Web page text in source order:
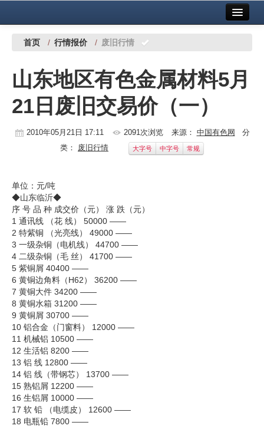
中国有色金属报社主办 广告服务
铜镍铅锌
铝
稀有稀土
科技
镁钛
地矿 建设
党建工作
企业文化
《资源再生》杂志
行情报价
数字报
首页 / 行情报价 / 废旧行情
山东地区有色金属材料5月
21日废旧交易价（一）
2010年05月21日 17:11 2091次浏览 来源： 中国有色网 分
类： 废旧行情 大字号 中字号 常规
单位：元/吨
◆山东临沂◆
序 号 品 种 成交价（元） 涨 跌（元）
1 通讯线 （花 线） 50000 ——
2 特紫铜 （光亮线） 49000 ——
3 一级杂铜（电机线） 44700 ——
4 二级杂铜（毛 丝） 41700 ——
5 紫铜屑 40400 ——
6 黄铜边角料（H62） 36200 ——
7 黄铜大件 34200 ——
8 黄铜水箱 31200 ——
9 黄铜屑 30700 ——
10 铝合金（门窗料） 12000 ——
11 机械铝 10500 ——
12 生活铝 8200 ——
13 铝 线 12800 ——
14 铝 线（带钢芯） 13700 ——
15 熟铝屑 12200 ——
16 生铝屑 10000 ——
17 软 铅 （电缆皮） 12600 ——
18 电瓶铅 7800 ——